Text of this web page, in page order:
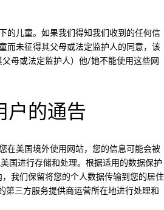
的儿童。如果我们得知我们收到的任何信
而未征得其父母或法定监护人的同意，该
母或法定监护人）他/她不能使用这些网
户的通告
在美国境外使用网站，您的信息可能会被
国进行存储和处理。根据适用的数据保护
我们保留将您的个人数据传输到您的居住
第三方服务提供商运营所在地进行处理和